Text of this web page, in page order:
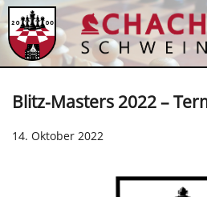
Zum
Inhalt
Blitz-Masters 2022 –
14. Oktober 2022